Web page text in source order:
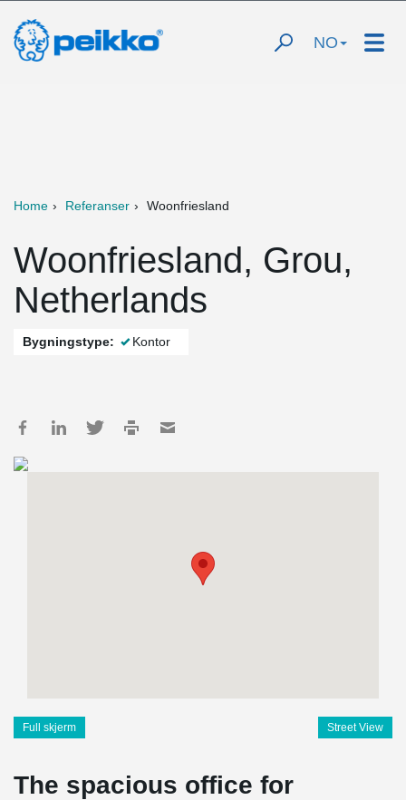
NO
Home Referanser Woonfriesland
Woonfriesland, Grou,
Netherlands
Bygningstype: Kontor
Full skjerm Street View
The spacious office for